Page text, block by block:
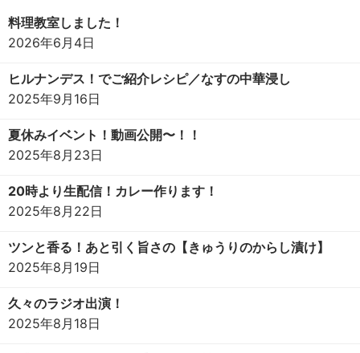
料理教室しました！
2026年6月4日
ヒルナンデス！でご紹介レシピ／なすの中華浸し
2025年9月16日
夏休みイベント！動画公開〜！！
2025年8月23日
20時より生配信！カレー作ります！
2025年8月22日
ツンと香る！あと引く旨さの【きゅうりのからし漬け】
2025年8月19日
久々のラジオ出演！
2025年8月18日